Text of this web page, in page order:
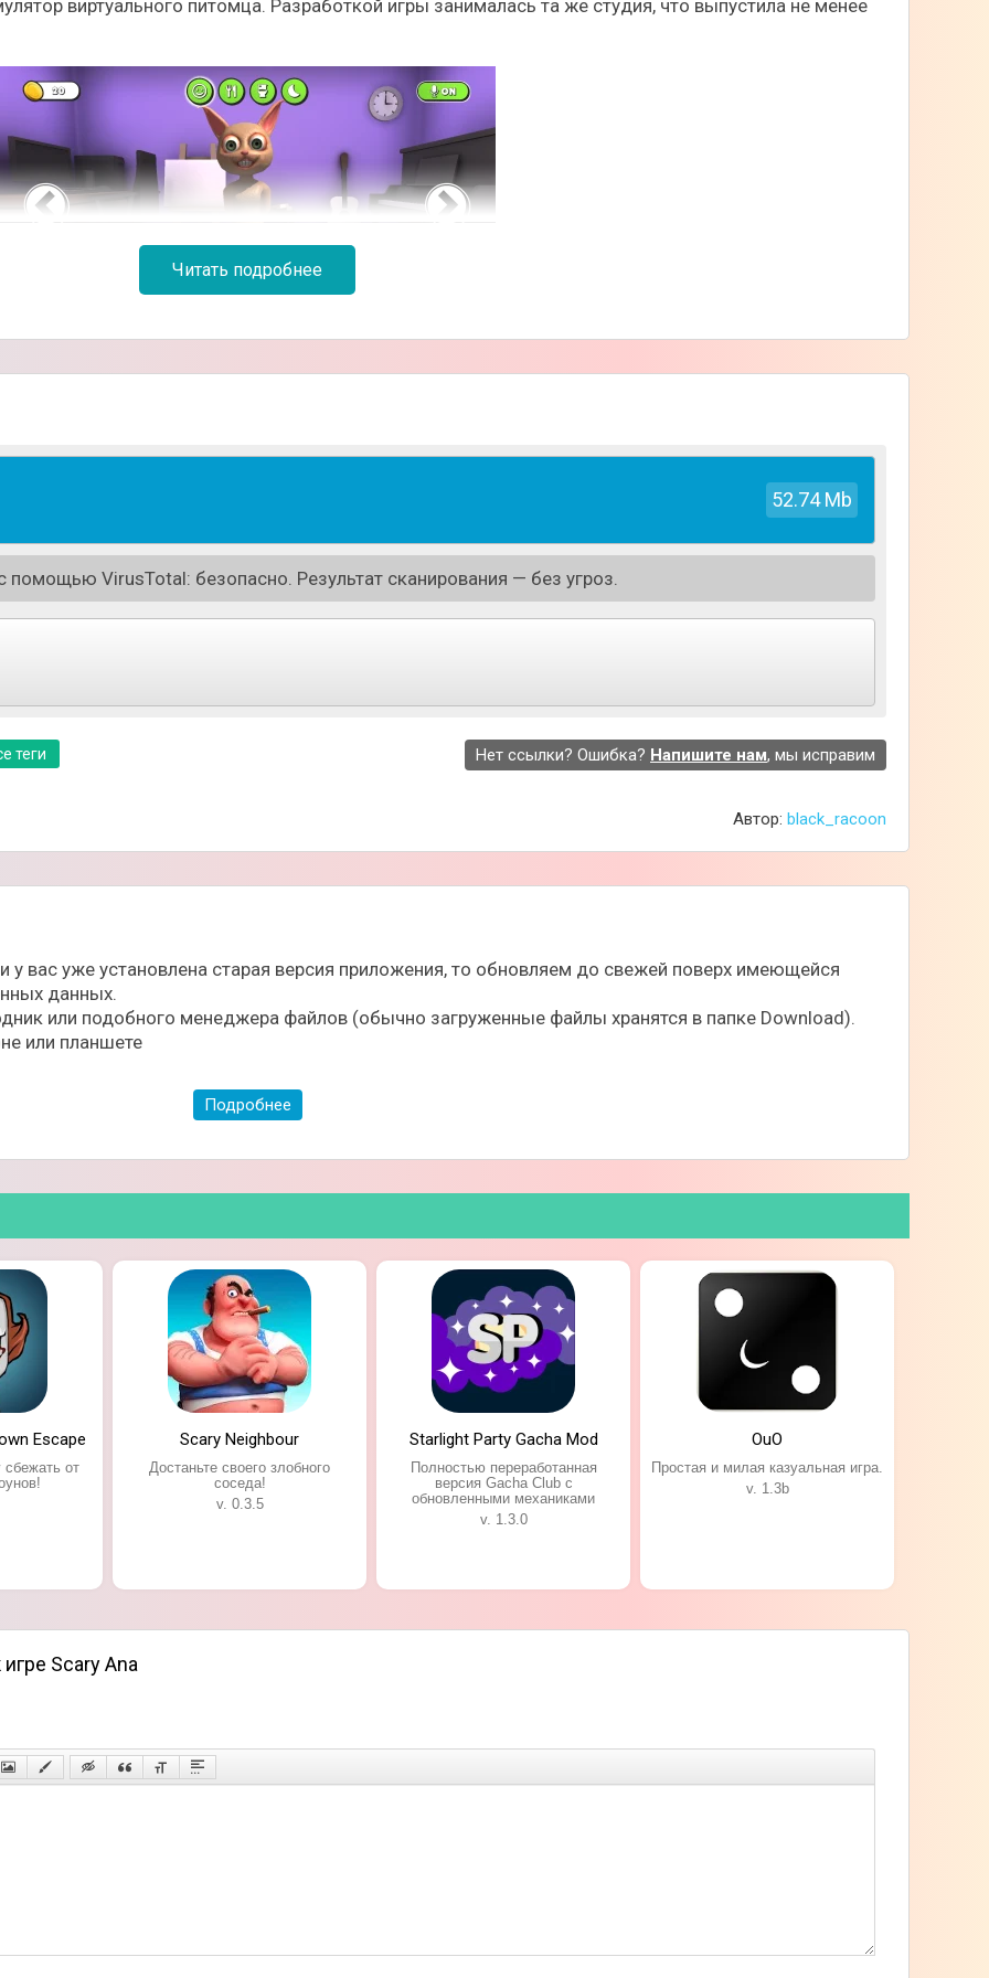
виртуального питомца. Разработкой игры занималась та же студия, что выпустила не менее
по имени Ана, которая не только выглядит странно, но и ведет себя подобающим образом.
всячески ухаживать, общаться, играть, наблюдать ее реакцией на ваши прикосновения и многое
кормления кошечки. Некоторая еда может оказывать весьма нестандартное влияние на
диалог.
увлекательных мини-игр, нацеленных на достижение определенных результатов. При этом
героини. Вы будете наблюдать за тем, что происходит во снах кошечки и, возможно, оказывать
Читать подробнее
52.74 Mb
помощью VirusTotal: безопасно. Результат сканирования — без угроз.
теги Нет ссылки? Ошибка? Напишите нам, мы исправим
Автор: black_racoon
у вас уже установлена старая версия приложения, то обновляем до свежей поверх имеющейся
данных.
или подобного менеджера файлов (обычно загруженные файлы хранятся в папке Download).
или планшете
Подробнее
Escape
сбежать от
Scary Neighbour
Достаньте своего злобного
соседа!
v. 0.3.5
Starlight Party Gacha Mod
Полностью переработанная
версия Gacha Club с
обновленными механиками
v. 1.3.0
OuO
Простая и милая казуальная игра.
v. 1.3b
Scary Ana